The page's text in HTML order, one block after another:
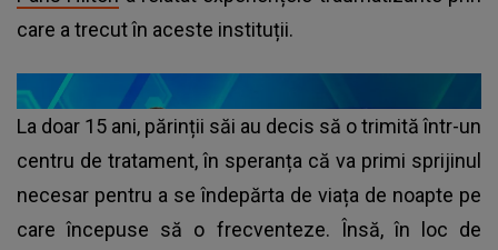
care a trecut în aceste instituții.
La doar 15 ani, părinții săi au decis să o trimită într-un
centru de tratament, în speranța că va primi sprijinul
necesar pentru a se îndepărta de viața de noapte pe
care începuse să o frecventeze. Însă, în loc de